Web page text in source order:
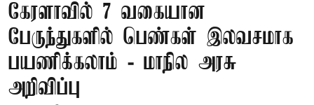
கேரளாவில் 7 வகையான
பேருந்துகளில் பெண்கள் இலவசமாக
பயணிக்கலாம் - மாநில அரசு
அறிவிப்பு